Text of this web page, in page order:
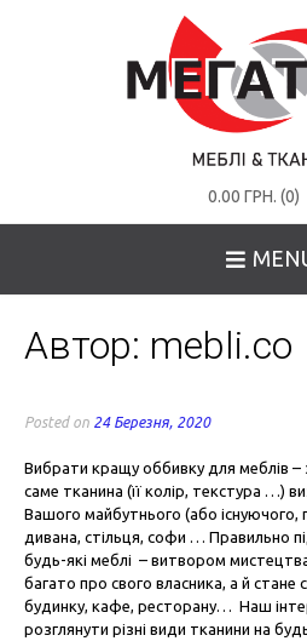
0.00 ГРН. (0)
Автор: mebli.co
Posted on 24 Березня, 2020
Вибрати кращу оббивку для меблів
саме тканина (її колір, текстура …)
Вашого майбутнього (або існуючого,
дивана, стільця, софи … Правильно
будь-які меблі – витвором
багато про свого власника, а й
будинку, кафе, ресторану… Наш
розглянути різні види тканини на